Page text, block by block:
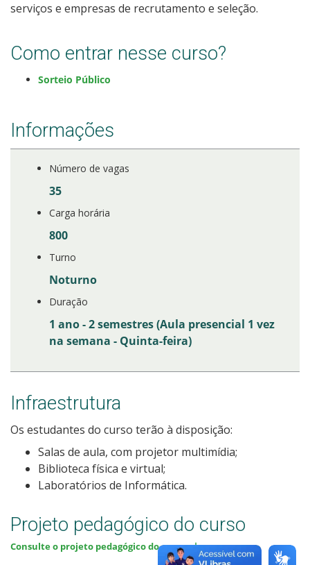
Cotas
Orientações para comprovação de cotas
Inscrições e acompanhamento
Cadastro de interesse
serviços e empresas de recrutamento e seleção.
Como entrar nesse curso?
Sorteio Público
Informações
Número de vagas
35
Carga horária
800
Turno
Noturno
Duração
1 ano - 2 semestres (Aula presencial 1 vez
na semana - Quinta-feira)
Infraestrutura
Os estudantes do curso terão à disposição:
Salas de aula, com projetor multimídia;
Biblioteca física e virtual;
Laboratórios de Informática.
Projeto pedagógico do curso
Consulte o projeto pedagógico do curso